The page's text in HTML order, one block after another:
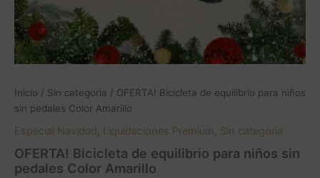
Inicio / Sin categoria / OFERTA! Bicicleta de equilibrio para niños
sin pedales Color Amarillo
Especial Navidad, Liquidaciones Premium , Sin categoria
OFERTA! Bicicleta de equilibrio para niños sin
pedales Color Amarillo